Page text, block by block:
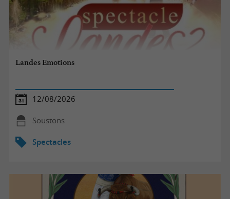
Landes Emotions
12/08/2026
Soustons
Spectacles